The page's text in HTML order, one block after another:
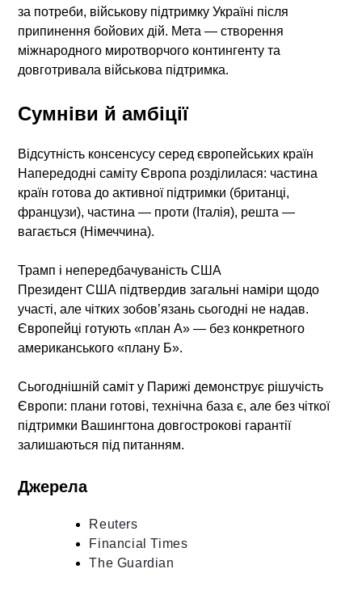
за потреби, військову підтримку Україні після
припинення бойових дій. Мета — створення
міжнародного миротворчого контингенту та
довготривала військова підтримка.
Сумніви й амбіції
Відсутність консенсусу серед європейських країн
Напередодні саміту Європа розділилася: частина
країн готова до активної підтримки (британці,
французи), частина — проти (Італія), решта —
вагається (Німеччина).
Трамп і непередбачуваність США
Президент США підтвердив загальні наміри щодо
участі, але чітких зобов’язань сьогодні не надав.
Європейці готують «план А» — без конкретного
американського «плану Б».
Сьогоднішній саміт у Парижі демонструє рішучість
Європи: плани готові, технічна база є, але без чіткої
підтримки Вашингтона довгострокові гарантії
залишаються під питанням.
Джерела
Reuters
Financial Times
The Guardian